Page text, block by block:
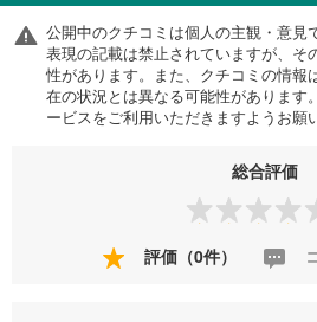
公開中のクチコミは個人の主観・意見
表現の記載は禁止されていますが、そ
性があります。また、クチコミの情報
在の状況とは異なる可能性があります
ービスをご利用いただきますようお願
総合評価
評価（0件）